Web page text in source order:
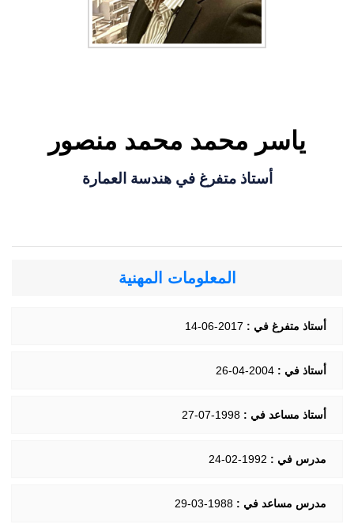
ياسر محمد محمد منصور
أستاذ متفرغ في هندسة العمارة
المعلومات المهنية
أستاذ متفرغ في : 2017-06-14
أستاذ في : 2004-04-26
أستاذ مساعد في : 1998-07-27
مدرس في : 1992-02-24
مدرس مساعد في : 1988-03-29